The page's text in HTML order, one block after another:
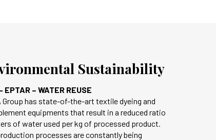
Sustainability
EPTAR – WATER REUSE
Group has state-of-the-art textile dyeing and
equipments that result in a reduced ratio
of water used per kg of processed product.
processes are constantly being